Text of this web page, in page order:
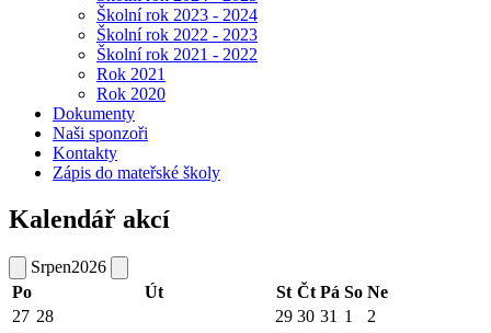
Školní rok 2023 - 2024
Školní rok 2022 - 2023
Školní rok 2021 - 2022
Rok 2021
Rok 2020
Dokumenty
Naši sponzoři
Kontakty
Zápis do mateřské školy
Kalendář akcí
Srpen2026
Po
Út St Čt Pá So Ne
27 28 29 30 31 1
2